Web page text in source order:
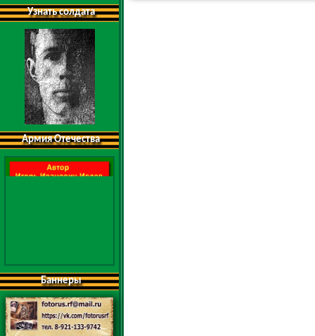
Узнать солдата
Армия Отечества
Баннеры